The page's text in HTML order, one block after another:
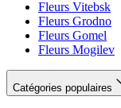
Fleurs Vitebsk
Fleurs Grodno
Fleurs Gomel
Fleurs Mogilev
Catégories populaires